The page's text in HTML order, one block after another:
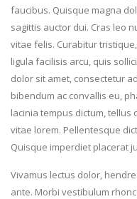
faucibus. Quisque magna
sagittis auctor dui. Cras leo
vitae felis. Curabitur
ligula facilisis arcu, quis
dolor sit amet, consectetur
bibendum ac convallis eu,
lacinia tempus dictum,
vitae lorem. Pellentesque
Quisque imperdiet placerat
Vivamus lectus dolor,
ante. Morbi vestibulum